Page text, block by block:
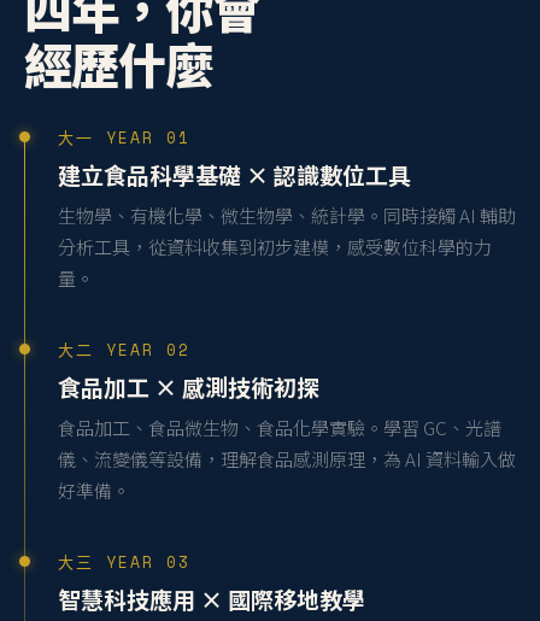
經歷什麼
大一 YEAR 01
建立食品科學基礎 × 認識數位工具
生物學、有機化學、微生物學、統計學。同時接觸 AI 輔助
分析工具，從資料收集到初步建模，感受數位科學的力
量。
大二 YEAR 02
食品加工 × 感測技術初探
食品加工、食品微生物、食品化學實驗。學習 GC、光譜
儀、流變儀等設備，理解食品感測原理，為 AI 資料輸入做
好準備。
大三 YEAR 03
智慧科技應用 × 國際移地教學